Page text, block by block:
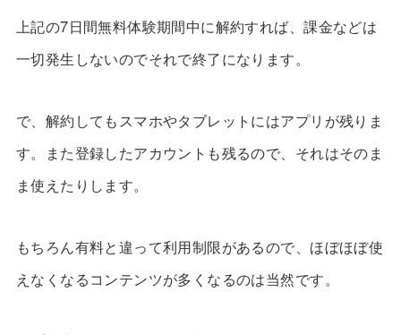
上記の7日間無料体験期間中に解約すれば、課金などは
一切発生しないのでそれで終了になります。
で、解約してもスマホやタブレットにはアプリが残りま
す。また登録したアカウントも残るので、それはそのま
ま使えたりします。
もちろん有料と違って利用制限があるので、ほぼほぼ使
えなくなるコンテンツが多くなるのは当然です。